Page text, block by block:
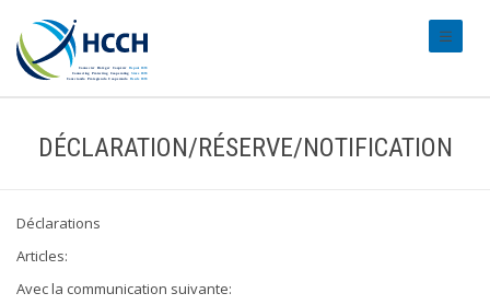
DÉCLARATION/RÉSERVE/NOTIFICATION
Déclarations
Articles:
Avec la communication suivante: